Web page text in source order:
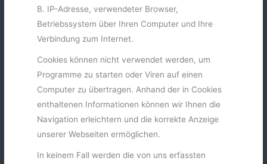
B. IP-Adresse, verwendeter Browser,
Betriebssystem über Ihren Computer und Ihre
Verbindung zum Internet.
Cookies können nicht verwendet werden, um
Programme zu starten oder Viren auf einen
Computer zu übertragen. Anhand der in Cookies
enthaltenen Informationen können wir Ihnen die
Navigation erleichtern und die korrekte Anzeige
unserer Webseiten ermöglichen.
In keinem Fall werden die von uns erfassten